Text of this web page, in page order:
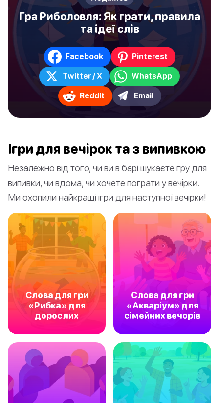
Гра Риболовля: Як грати, правила
та ідеї слів
Facebook Pinterest
Twitter / X WhatsApp
Reddit Email
Ігри для вечірок та з випивкою
Незалежно від того, чи ви в барі шукаєте гру для
випивки, чи вдома, чи хочете пограти у вечірки.
Ми охопили найкращі ігри для наступної вечірки!
Слова для гри
«Рибка» для
дорослих
Слова для гри
«Акваріум» для
сімейних вечорів